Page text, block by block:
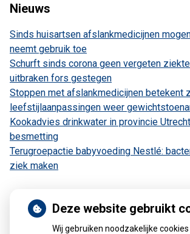
Nieuws
Sinds huisartsen afslankmedicijnen
neemt gebruik toe
Schurft sinds corona geen vergeten
uitbraken fors gestegen
Stoppen met afslankmedicijnen betekent
leefstijlaanpassingen weer
Kookadvies drinkwater in provincie
besmetting
Terugroepactie babyvoeding Nestlé:
ziek maken
Patiëntenomgeving
Deze website gebruikt
Wij gebruiken noodzakelijke